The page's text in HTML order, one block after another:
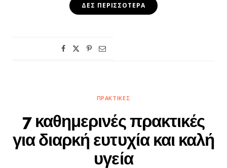
ΔΕΣ ΠΕΡΙΣΣΌΤΕΡΑ
ΠΡΑΚΤΙΚΈΣ
7 καθημερινές πρακτικές
για διαρκή ευτυχία και καλή
υγεία